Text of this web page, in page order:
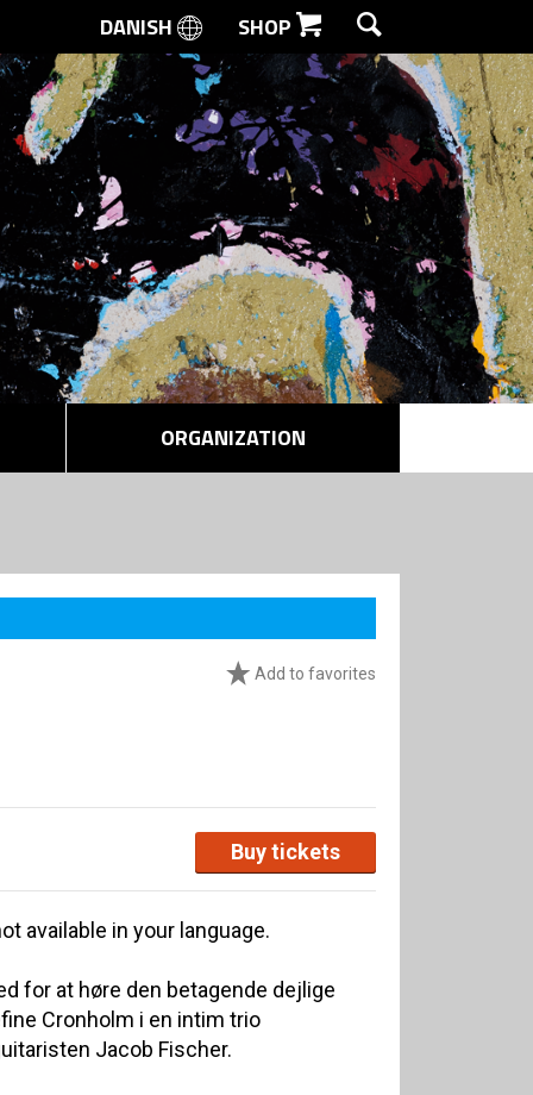
SEARCH
DANISH SHOP
ORGANIZATION
Add to favorites
Buy tickets
available in your language.
for at høre den betagende dejlige
Cronholm i en intim trio
Jacob Fischer.